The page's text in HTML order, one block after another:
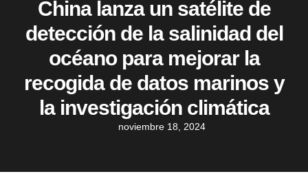
China lanza un satélite de
detección de la salinidad del
océano para mejorar la
recogida de datos marinos y
la investigación climática
noviembre 18, 2024